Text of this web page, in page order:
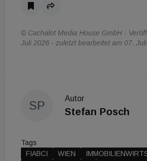
© Cachalot Media House GmbH -
Juli 2026 - zuletzt bearbeitet am 07.
SP
Autor
Stefan Posch
Tags
FIABCI
WIEN